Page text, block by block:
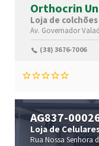
Orthocrin
Loja de colchões
Av. Governador
(38) 3676-7006
AG837-
|CENTRO
Loja de
Rua Nossa Senhora